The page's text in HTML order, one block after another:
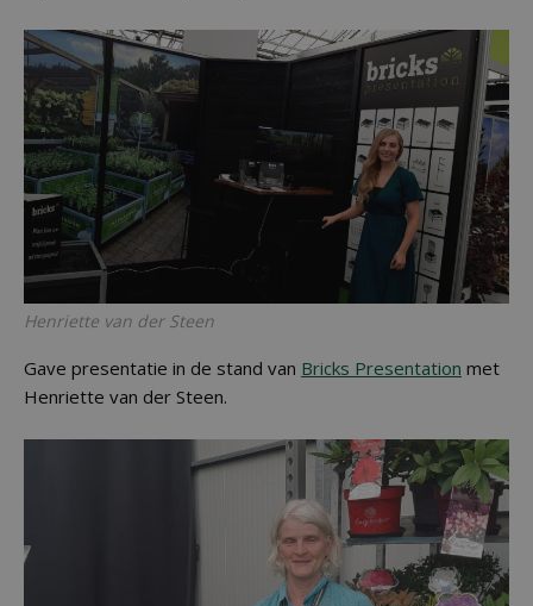
Henriette van der Steen
Gave presentatie in de stand van Bricks Presentation met
Henriette van der Steen.